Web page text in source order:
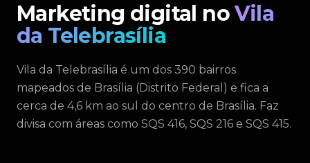
Marketing digital noVila
da Telebrasília
Vila da Telebrasília é um dos 390 bairros
mapeados de Brasília (Distrito Federal) e fica a
cerca de 4,6 km ao sul do centro de Brasília. Faz
divisa com áreas como SQS 416, SQS 216 e SQS 415.